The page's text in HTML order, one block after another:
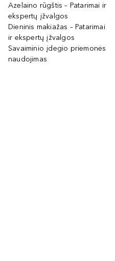
Azelaino rūgštis – Patarimai ir
ekspertų įžvalgos
Dieninis makiažas – Patarimai
ir ekspertų įžvalgos
Savaiminio įdegio priemonės
naudojimas